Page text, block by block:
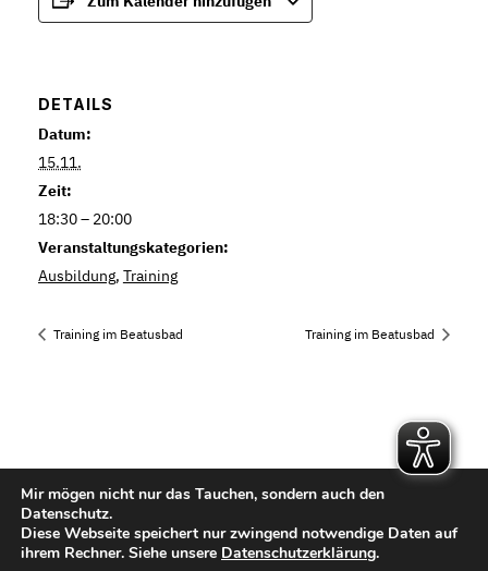
DETAILS
Datum:
15.11.
Zeit:
18:30 – 20:00
Veranstaltungskategorien:
Ausbildung, Training
Training im Beatusbad Training im Beatusbad
Kontakt
Impressum
Datenschutzerklärung
Mir mögen nicht nur das Tauchen, sondern auch den
Datenschutz.
Diese Webseite speichert nur zwingend notwendige Daten auf
ihrem Rechner. Siehe unsere Datenschutzerklärung.